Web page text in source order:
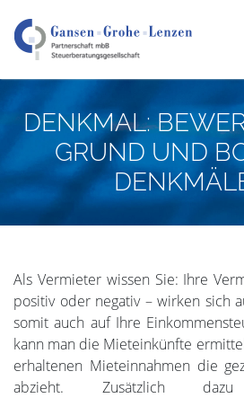
DENKMAL:
GRUND UND
Als Vermieter wissen Sie: Ihre
positiv oder negativ – wirken sich
somit auch auf Ihre
kann man die Mieteinkünfte
erhaltenen Mieteinnahmen die
abzieht. Zusätzlich